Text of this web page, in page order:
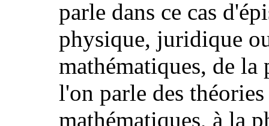
parle dans ce cas
physique, juridique
mathématiques, de
l'on parle des
mathématiques, à la